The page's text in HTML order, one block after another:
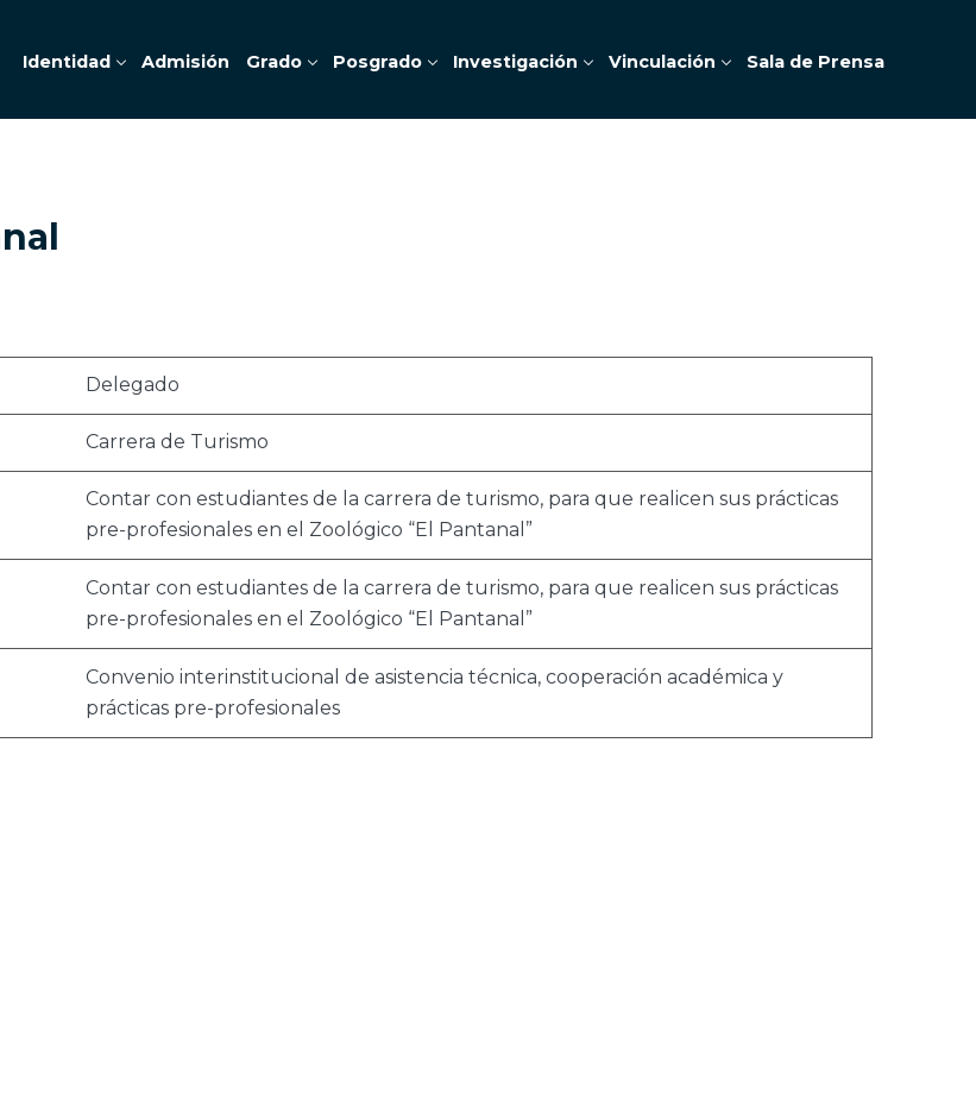
Identidad Admisión Grado Posgrado Investigación Vinculación Sala de Prensa
Delegado
Carrera de Turismo
Contar con estudiantes de la carrera de turismo, para que realicen sus prácticas
pre-profesionales en el Zoológico “El Pantanal”
Contar con estudiantes de la carrera de turismo, para que realicen sus prácticas
pre-profesionales en el Zoológico “El Pantanal”
Convenio interinstitucional de asistencia técnica, cooperación académica y
prácticas pre-profesionales